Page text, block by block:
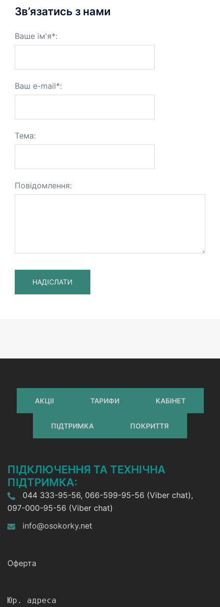
Зв’язатись з нами
Ваше ім'я*:
Ваш e-mail*:
Тема:
Повідомлення:
АКЦІІ ТАРИФИ КАБІНЕТ
ПІДТРИМКА ПОКРИТТЯ
ПІДКЛЮЧЕННЯ ТА ТЕХНІЧНА
ПІДТРИМКА:
044 333-95-56, 066-599-95-56 (Viber chat),
097-000-95-56 (Viber chat)
info@osokorky.net
Оферта
Юр. адреса